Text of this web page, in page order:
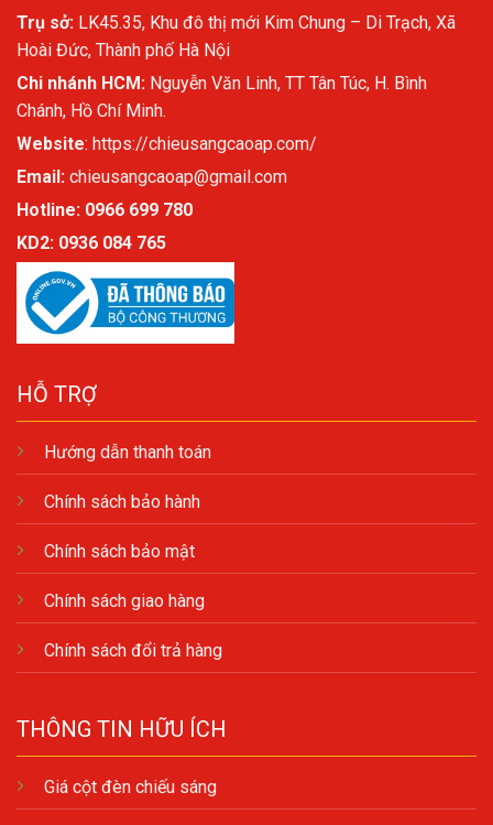
Trụ sở: LK45.35, Khu đô thị mới Kim Chung – Di Trạch, Xã
Hoài Đức, Thành phố Hà Nội
Chi nhánh HCM: Nguyễn Văn Linh, TT Tân Túc, H. Bình
Chánh, Hồ Chí Minh.
Website: https://chieusangcaoap.com/
Email: chieusangcaoap@gmail.com
Hotline: 0966 699 780
KD2: 0936 084 765
HỖ TRỢ
Hướng dẫn thanh toán
Chính sách bảo hành
Chính sách bảo mật
Chính sách giao hàng
Chính sách đổi trả hàng
THÔNG TIN HỮU ÍCH
Giá cột đèn chiếu sáng